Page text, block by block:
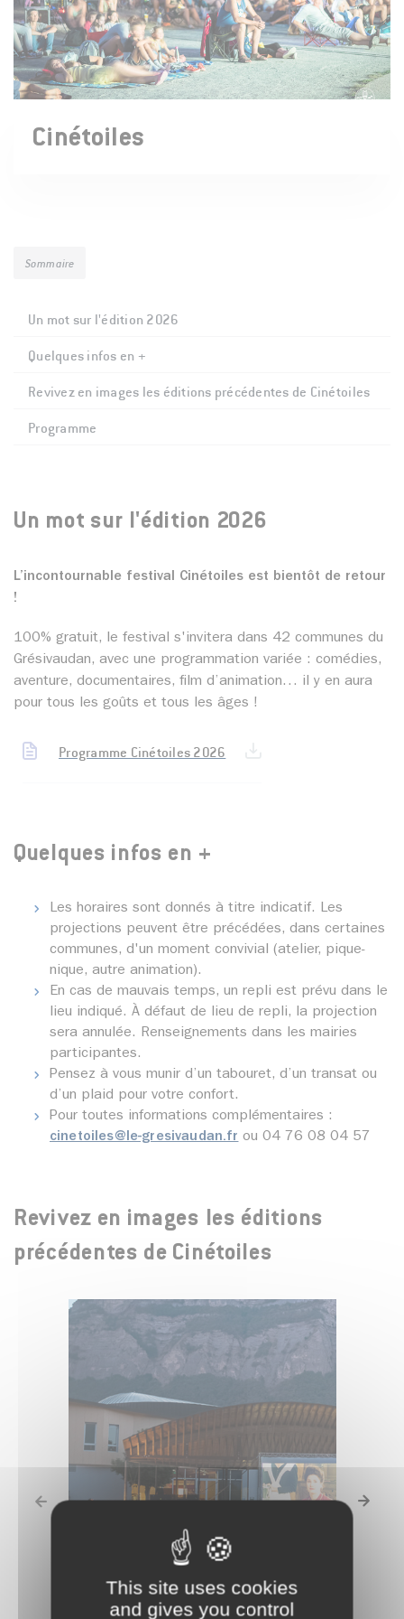
This site uses cookies
and gives you control
Cinétoiles
Sommaire
Un mot sur l'édition 2026
Quelques infos en +
Revivez en images les éditions précédentes de Cinétoiles
Programme
Un mot sur l'édition 2026
L’incontournable festival Cinétoiles est bientôt de retour
!
100% gratuit, le festival s'invitera dans 42 communes du
Grésivaudan, avec une programmation variée : comédies,
aventure, documentaires, film d’animation… il y en aura
pour tous les goûts et tous les âges !
Programme Cinétoiles 2026
Quelques infos en +
Les horaires sont donnés à titre indicatif. Les
projections peuvent être précédées, dans certaines
communes, d'un moment convivial (atelier, pique-
nique, autre animation).
En cas de mauvais temps, un repli est prévu dans le
lieu indiqué. À défaut de lieu de repli, la projection
sera annulée. Renseignements dans les mairies
participantes.
Pensez à vous munir d’un tabouret, d’un transat ou
d’un plaid pour votre confort.
Pour toutes informations complémentaires :
cinetoiles@le-gresivaudan.frou04 76 08 04 57
Revivez en images les éditions
précédentes de Cinétoiles
Diaporama précédent